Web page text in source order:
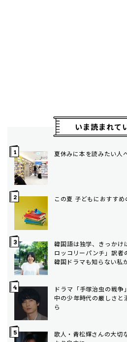
いま読まれて
夏休みに本を読みたい
この夏 子どもにおすすめ
韓国語は独学、きっか
ロッコリーパンチ」訳
韓国ドラマも知らない私
ドラマ「手塚治虫の戦
中の少年時代の厳しさと
ら
歌人・青松輝さんの大切